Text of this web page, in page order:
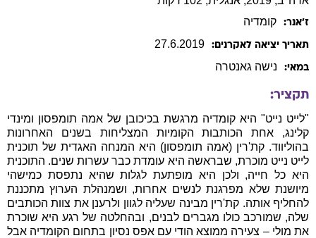
ז׳אנר: קומדיה
תאריך יציאה לאקרנים: 27.6.2019
במאי: נישה גאנטרה
תקציר:
"לייט נייט" היא קומדיה מרגשת בכיכובן של אמה תומפסון ומינדי
קלינג, אחת הכותבות הקומיות המצליחות בשנים האחרונות
בהוליווד. קת'רין (אמה תומפסון) היא המנחה האגדית של תוכנית
לייט נייט מוכרת, שבראשה היא עומדת כבר עשרות שנים. התוכנית
היא כל חייה, ולכן היא מופתעת לגלות שהיא נתפסת כמישהי
מיושנת שלא מפרגנת לנשים אחרות, ושמנהלת הערוץ מתכננת
להחליף אותה. קת'רין מבינה שעליה לגוון ולרענן את צוות הכותבים
שלה, שמורכב כולו מגברים לבנים, ובהחלטה של רגע היא שוכרת
את מולי – צעירה ממוצא הודי עם אפס נסיון בתחום הקומדיה אבל